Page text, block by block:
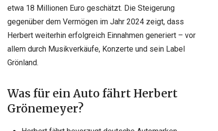
etwa 18 Millionen Euro geschätzt. Die Steigerung
gegenüber dem Vermögen im Jahr 2024 zeigt, dass
Herbert weiterhin erfolgreich Einnahmen generiert – vor
allem durch Musikverkäufe, Konzerte und sein Label
Grönland.
Was für ein Auto fährt Herbert
Grönemeyer?